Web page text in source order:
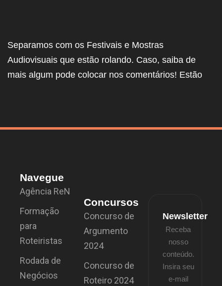
Separamos com os Festivais e Mostras
Audiovisuais que estão rolando. Caso, saiba de
mais algum pode colocar nos comentários! Estão
Navegue
Agência ReN
Formação
para
Roteiristas
Rodada de
Negócios
Concursos
Concurso de
Argumento
2024
Concurso de
Roteiro 2024
Newsletter
Receba
nosso
conteúdo.
Insira seu
e-mail